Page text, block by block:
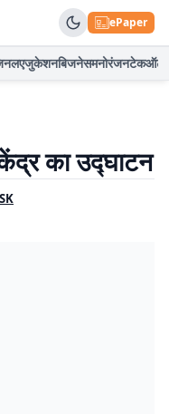
ePaper
एजुकेशनबिजनेसमनोरंजनटेकऑटो
केंद्र का उद्घाटन